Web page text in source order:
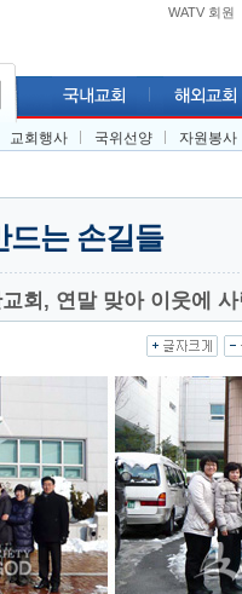
WATV 회원
교회행사 국위선양 자원봉사
드는 손길들
회, 연말 맞아 이웃에